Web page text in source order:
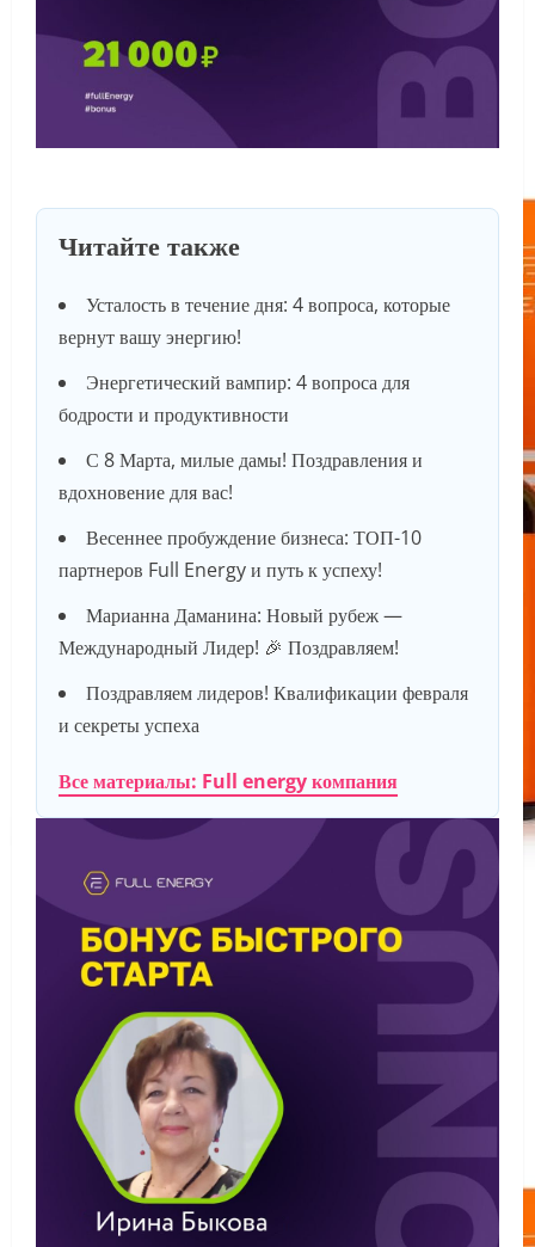
Читайте также
Усталость в течение дня: 4 вопроса, которые
вернут вашу энергию!
Энергетический вампир: 4 вопроса для
бодрости и продуктивности
С 8 Марта, милые дамы! Поздравления и
вдохновение для вас!
Весеннее пробуждение бизнеса: ТОП-10
партнеров Full Energy и путь к успеху!
Марианна Даманина: Новый рубеж —
Международный Лидер! 🎉 Поздравляем!
Поздравляем лидеров! Квалификации февраля
и секреты успеха
Все материалы: Full energy компания